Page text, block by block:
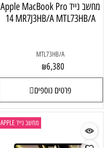
מחשב נייד Apple MacBook Pro
14 MR7J3HB/A MTL73HB/A
MTL73HB/A
₪6,380
פרטים נוספים
מחשב נייד APPLE